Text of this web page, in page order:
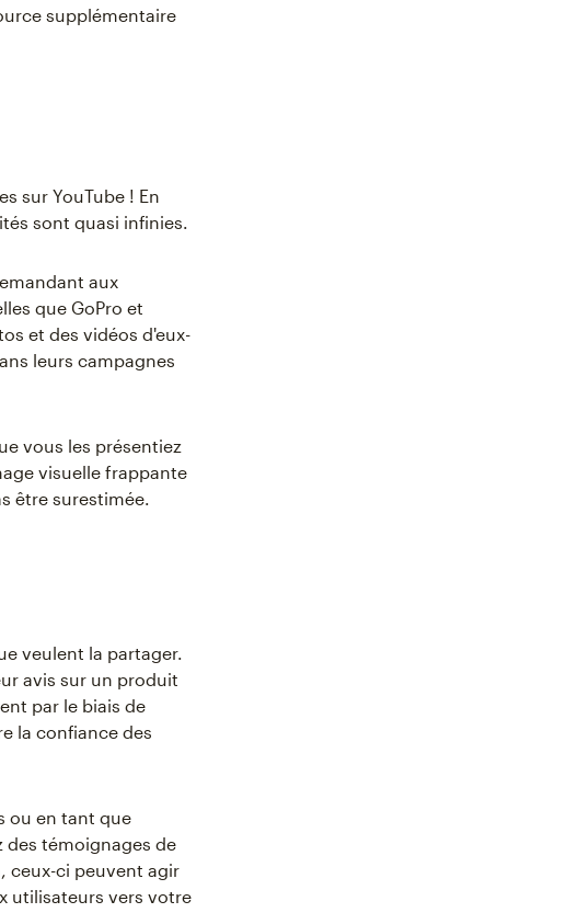
supplémentaire
sur YouTube ! En
sont quasi infinies.
aux
que GoPro et
et des vidéos d'eux-
leurs campagnes
vous les présentiez
visuelle frappante
être surestimée.
veulent la partager.
avis sur un produit
par le biais de
la confiance des
ou en tant que
des témoignages de
ceux-ci peuvent agir
utilisateurs vers votre